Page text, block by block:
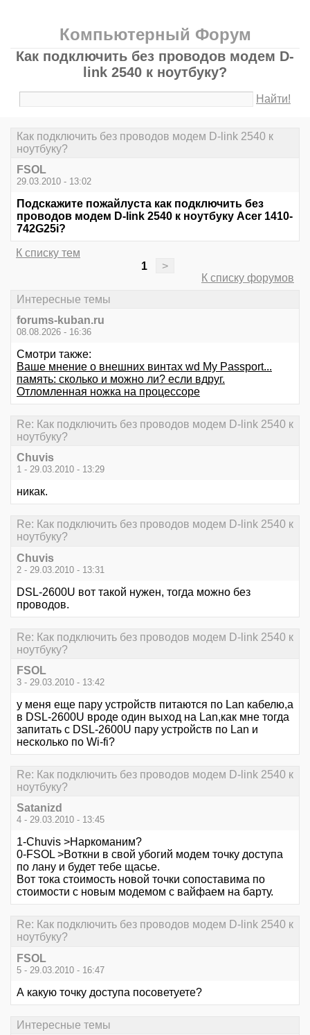
Компьютерный Форум
Как подключить без проводов модем D-
link 2540 к ноутбуку?
Найти!
Как подключить без проводов модем D-link 2540 к
ноутбуку?
FSOL
29.03.2010 - 13:02
Подскажите пожайлуста как подключить без
проводов модем D-link 2540 к ноутбуку Acer 1410-
742G25i?
К списку тем
1
>
К списку форумов
Интересные темы
forums-kuban.ru
08.08.2026 - 16:36
Смотри также:
Ваше мнение о внешних винтах wd My Passport...
память: сколько и можно ли? если вдруг.
Отломленная ножка на процессоре
Re: Как подключить без проводов модем D-link 2540 к
ноутбуку?
Chuvis
1 - 29.03.2010 - 13:29
никак.
Re: Как подключить без проводов модем D-link 2540 к
ноутбуку?
Chuvis
2 - 29.03.2010 - 13:31
DSL-2600U вот такой нужен, тогда можно без
проводов.
Re: Как подключить без проводов модем D-link 2540 к
ноутбуку?
FSOL
3 - 29.03.2010 - 13:42
у меня еще пару устройств питаются по Lan кабелю,а
в DSL-2600U вроде один выход на Lan,как мне тогда
запитать с DSL-2600U пару устройств по Lan и
несколько по Wi-fi?
Re: Как подключить без проводов модем D-link 2540 к
ноутбуку?
Satanizd
4 - 29.03.2010 - 13:45
1-Chuvis >Наркоманим?
0-FSOL >Воткни в свой убогий модем точку доступа
по лану и будет тебе щасье.
Вот тока стоимость новой точки сопоставима по
стоимости с новым модемом с вайфаем на барту.
Re: Как подключить без проводов модем D-link 2540 к
ноутбуку?
FSOL
5 - 29.03.2010 - 16:47
А какую точку доступа посоветуете?
Интересные темы